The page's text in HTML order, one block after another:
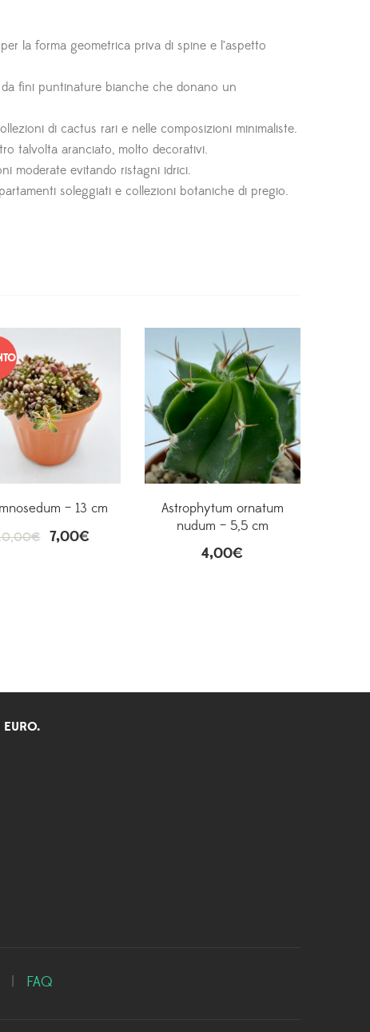
la forma geometrica priva di spine e l’aspetto
fini puntinature bianche che donano un
di cactus rari e nelle composizioni minimaliste.
talvolta aranciato, molto decorativi.
moderate evitando ristagni idrici.
soleggiati e collezioni botaniche di pregio.
– 13 cm
€ 7,00€
Astrophytum ornatum
nudum – 5,5 cm
4,00€
| FAQ